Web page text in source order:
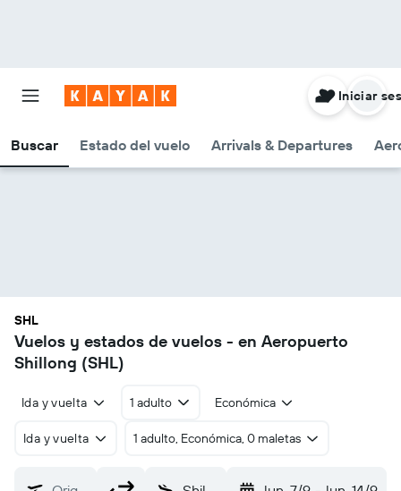
Buscar Estado del vuelo Arrivals & Departures
Iniciar
SHL
Vuelos y estados de vuelos - en Aeropuerto
Shillong (SHL)
Ida y vuelta 1 adulto Económica
Ida y vuelta 1 adulto, Económica, 0 maletas